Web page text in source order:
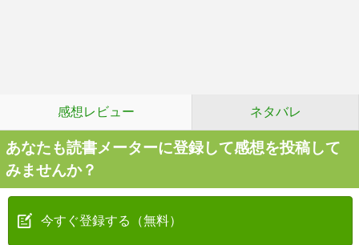
感想レビュー ネタバレ
あなたも読書メーターに登録して感想を投稿して
みませんか？
今すぐ登録する（無料）